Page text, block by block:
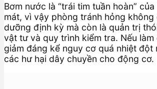
Bơm nước là “trái tim tuần hoàn”
mát, vì vậy phòng tránh hỏng không
dưỡng định kỳ mà còn là quản trị
vật tư và quy trình kiểm tra. Nếu làm
giảm đáng kể nguy cơ quá nhiệt đột
các hư hại dây chuyền cho động cơ.